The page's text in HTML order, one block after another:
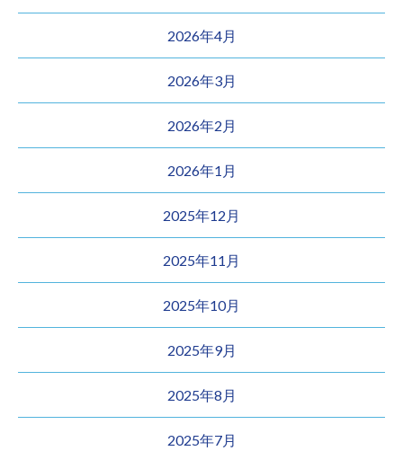
2026年4月
2026年3月
2026年2月
2026年1月
2025年12月
2025年11月
2025年10月
2025年9月
2025年8月
2025年7月